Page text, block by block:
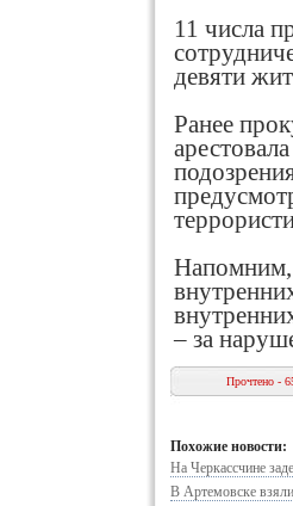
11 числа
девяти
Ранее
Напомним,
– за
Прочтено -
Похожие новости:
На Черкассчине
В Артемовске